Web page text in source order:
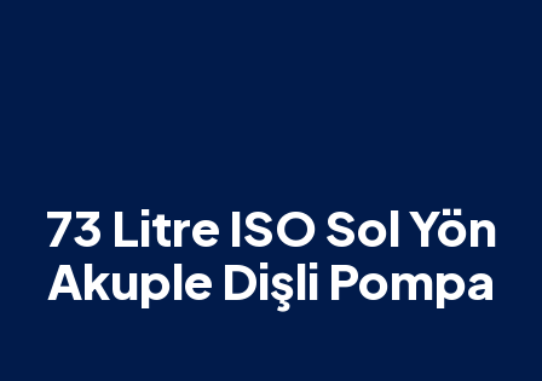
73 Litre ISO Sol Yön
Akuple Dişli Pompa